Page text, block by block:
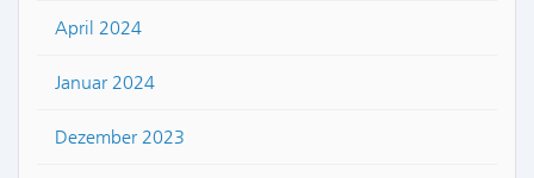
April 2024
Januar 2024
Dezember 2023